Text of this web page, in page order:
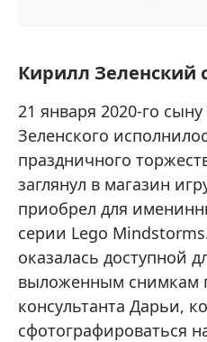
Кирилл Зеленский
21 января 2020-го
Зеленского
праздничного
заглянул в магазин
приобрел для
серии Lego
оказалась доступной
выложенным снимкам
консультанта Дарьи,
сфотографироваться